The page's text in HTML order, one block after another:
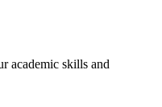
academic skills and